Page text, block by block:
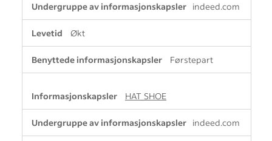
indeed.com
Økt
Førstepart
HAT_SHOE
indeed.com